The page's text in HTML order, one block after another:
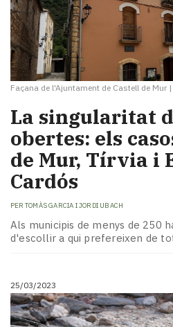
Façana de l'Ajuntament de Castell de Mur |
La singularitat
obertes: els
de Mur, Tírvia i
Cardós
PER TOMÀS GARCIA I JORDI UBACH
Als municipis de menys de 250
d'escollir a qui prefereixen de
25/03/2023